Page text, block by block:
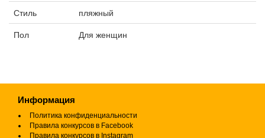
Стиль
пляжный
Пол
Для женщин
Информация
Политика конфиденциальности
Правила конкурсов в Facebook
Правила конкурсов в Instagram